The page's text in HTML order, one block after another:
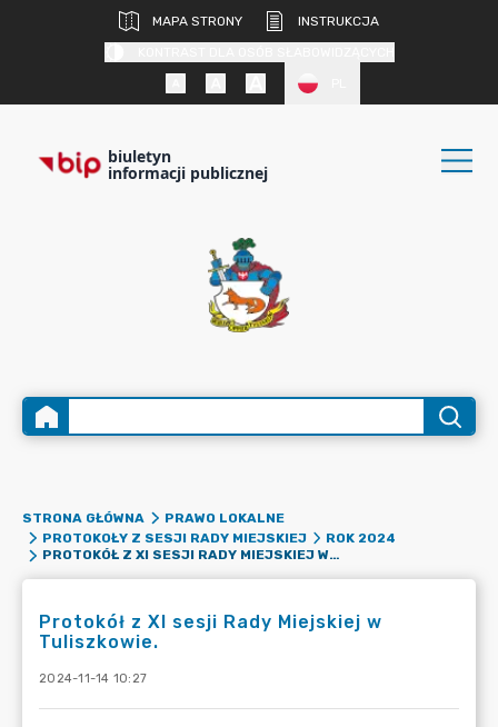
MAPA STRONY
INSTRUKCJA
biuletyn
informacji publicznej
STRONA GŁÓWNA
PRAWO LOKALNE
PROTOKOŁY Z SESJI RADY MIEJSKIEJ
ROK 2024
PROTOKÓŁ Z XI SESJI RADY MIEJSKIEJ W TULISZKOWIE.
Protokół z XI sesji Rady Miejskiej w
Tuliszkowie.
2024-11-14 10:27